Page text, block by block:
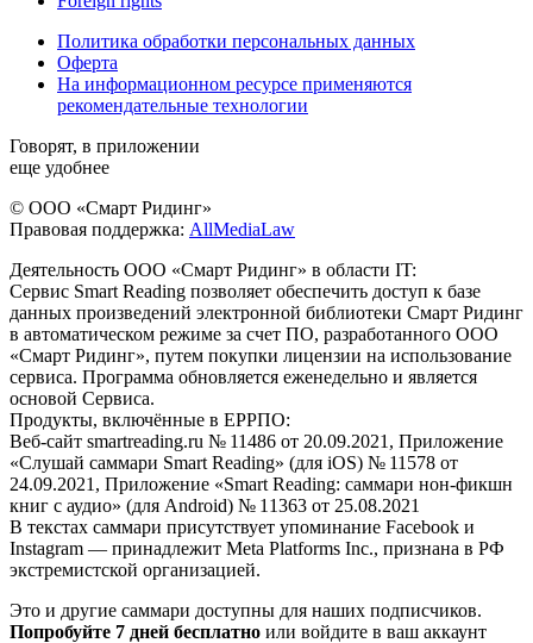
Политика обработки персональных данных
Оферта
На информационном ресурсе применяются
рекомендательные технологии
Говорят, в приложении
еще удобнее
© ООО «Смарт Ридинг»
Правовая поддержка: AllMediaLaw
Деятельность ООО «Смарт Ридинг» в области IT:
Сервис Smart Reading позволяет обеспечить доступ к базе
данных произведений электронной библиотеки Смарт Ридинг
в автоматическом режиме за счет ПО, разработанного ООО
«Смарт Ридинг», путем покупки лицензии на использование
сервиса. Программа обновляется еженедельно и является
основой Сервиса.
Продукты, включённые в ЕРРПО:
Веб-сайт smartreading.ru № 11486 от 20.09.2021, Приложение
«Слушай саммари Smart Reading» (для iOS) № 11578 от
24.09.2021, Приложение «Smart Reading: саммари нон-фикшн
книг с аудио» (для Android) № 11363 от 25.08.2021
В текстах саммари присутствует упоминание Facebook и
Instagram — принадлежит Meta Platforms Inc., признана в РФ
экстремистской организацией.
Это и другие саммари доступны для наших подписчиков.
Попробуйте 7 дней бесплатно или войдите в ваш аккаунт